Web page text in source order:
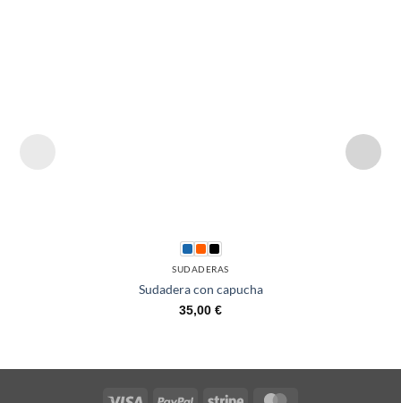
SUDADERAS
Sudadera con capucha
35,00 €
Visa PayPal Stripe